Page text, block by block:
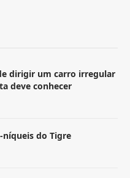
dirigir um carro irregular
deve conhecer
níqueis do Tigre